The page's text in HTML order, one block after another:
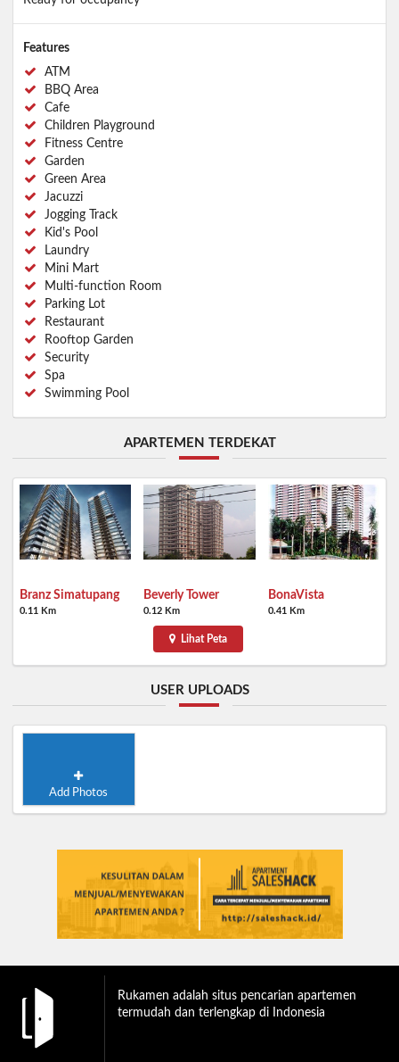
Features
ATM
BBQ Area
Cafe
Children Playground
Fitness Centre
Garden
Green Area
Jacuzzi
Jogging Track
Kid's Pool
Laundry
Mini Mart
Multi-function Room
Parking Lot
Restaurant
Rooftop Garden
Security
Spa
Swimming Pool
APARTEMEN TERDEKAT
Branz Simatupang
0.11 Km
Beverly Tower
0.12 Km
BonaVista
0.41 Km
Lihat Peta
USER UPLOADS
Add Photos
Rukamen adalah situs pencarian apartemen
termudah dan terlengkap di Indonesia